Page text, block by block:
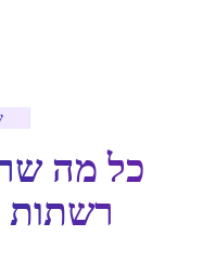
כל מה
רשתות